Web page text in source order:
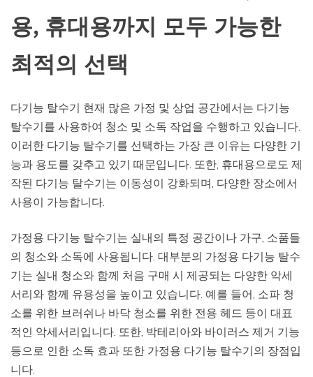
용, 휴대용까지 모두 가능한
최적의 선택
다기능 탈수기 현재 많은 가정 및 상업 공간에서는 다기능
탈수기를 사용하여 청소 및 소독 작업을 수행하고 있습니다.
이러한 다기능 탈수기를 선택하는 가장 큰 이유는 다양한 기
능과 용도를 갖추고 있기 때문입니다. 또한, 휴대용으로도 제
작된 다기능 탈수기는 이동성이 강화되며, 다양한 장소에서
사용이 가능합니다.
가정용 다기능 탈수기는 실내의 특정 공간이나 가구, 소품들
의 청소와 소독에 사용됩니다. 대부분의 가정용 다기능 탈수
기는 실내 청소와 함께 처음 구매 시 제공되는 다양한 악세
서리와 함께 유용성을 높이고 있습니다. 예를 들어, 소파 청
소를 위한 브러쉬나 바닥 청소를 위한 전용 헤드 등이 대표
적인 악세서리입니다. 또한, 박테리아와 바이러스 제거 기능
등으로 인한 소독 효과 또한 가정용 다기능 탈수기의 장점입
니다.